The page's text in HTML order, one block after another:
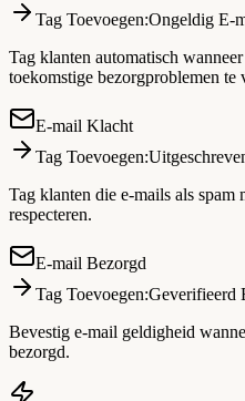
Tag Toevoegen:Ongeldig E-
Tag klanten automatisch
toekomstige bezorgproblemen te
E-mail Klacht
Tag Toevoegen:
Tag klanten die e-mails als
respecteren.
E-mail Bezorgd
Tag Toevoegen:Geverifieerd
Bevestig e-mail geldigheid
bezorgd.